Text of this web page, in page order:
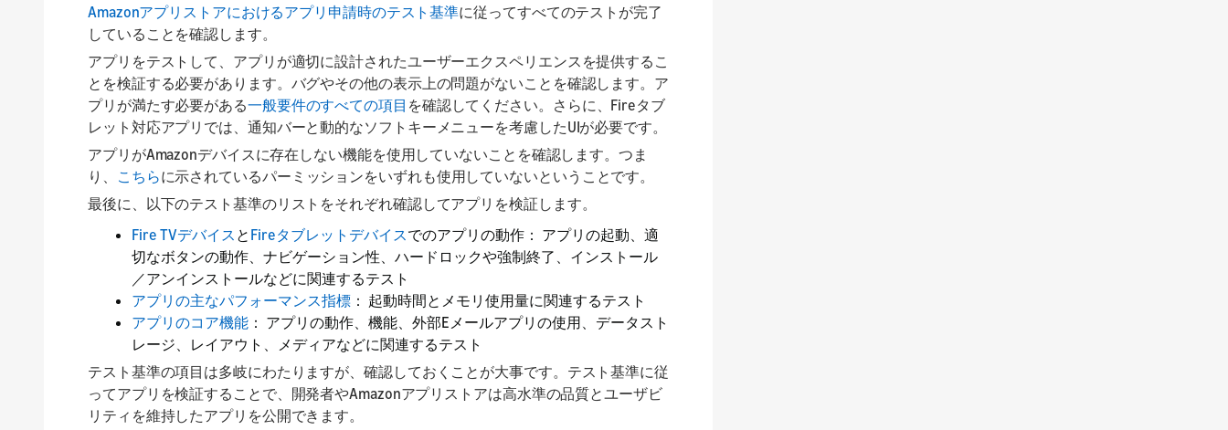
Amazonアプリストアにおけるアプリ申請時のテスト基準に従ってすべてのテストが完了
していることを確認します。
アプリをテストして、アプリが適切に設計されたユーザーエクスペリエンスを提供するこ
とを検証する必要があります。バグやその他の表示上の問題がないことを確認します。ア
プリが満たす必要がある一般要件のすべての項目 を確認してください。さらに、Fireタブ
レット対応アプリでは、通知バーと動的なソフトキーメニューを考慮したUIが必要です。
アプリがAmazonデバイスに存在しない機能を使用していないことを確認します。つま
り、
こちらに示されているパーミッションをいずれも使用していないということです。
最後に、以下のテスト基準のリストをそれぞれ確認してアプリを検証します。
Fire TVデバイス と Fireタブレットデバイスでのアプリの動作： アプリの起動、適
切なボタンの動作、ナビゲーション性、ハードロックや強制終了、インストール
／アンインストールなどに関連するテスト
アプリの主なパフォーマンス指標 ： 起動時間とメモリ使用量に関連するテスト
アプリのコア機能 ： アプリの動作、機能、外部Eメールアプリの使用、データスト
レージ、レイアウト、メディアなどに関連するテスト
テスト基準の項目は多岐にわたりますが、確認しておくことが大事です。テスト基準に従
ってアプリを検証することで、開発者やAmazonアプリストアは高水準の品質とユーザビ
リティを維持したアプリを公開できます。